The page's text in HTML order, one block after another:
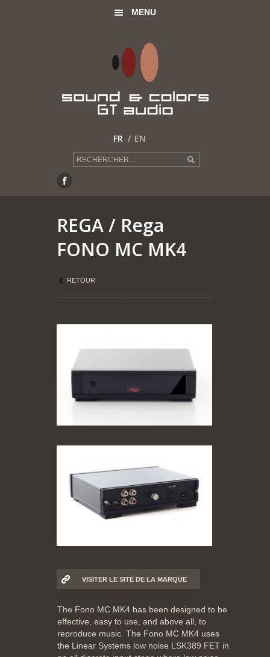
FR EN
MENU
REGA/ Rega
FONO MC MK4
RETOUR
VISITER LE SITE DE LA MARQUE
The Fono MC MK4 has been designed to be
effective, easy to use, and above all, to
reproduce music. The Fono MC MK4 uses
the Linear Systems low noise LSK389 FET in